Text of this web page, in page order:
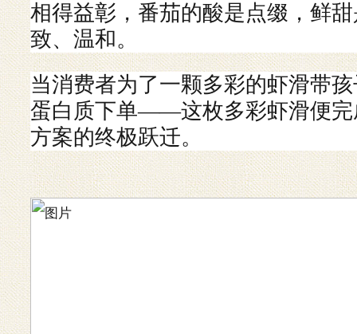
相得益彰，番茄的酸是点缀，鲜
致、温和。
当消费者为了一颗多彩的虾滑带
蛋白质下单——这枚多彩虾滑便完
方案的终极跃迁。